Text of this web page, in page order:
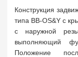
Конструкция
типа BB-OS&Y с
с наружной
выполняющий
Положение